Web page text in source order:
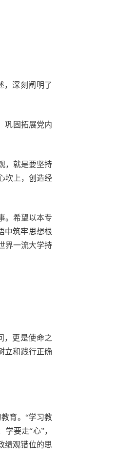
，深刻阐明了
巩固拓展党内
，就是要坚持
坎上，创造经
。希望以本专
中筑牢思想根
界一流大学持
，更是使命之
立和践行正确
育。“学习教
要走“心”，
绩观错位的思